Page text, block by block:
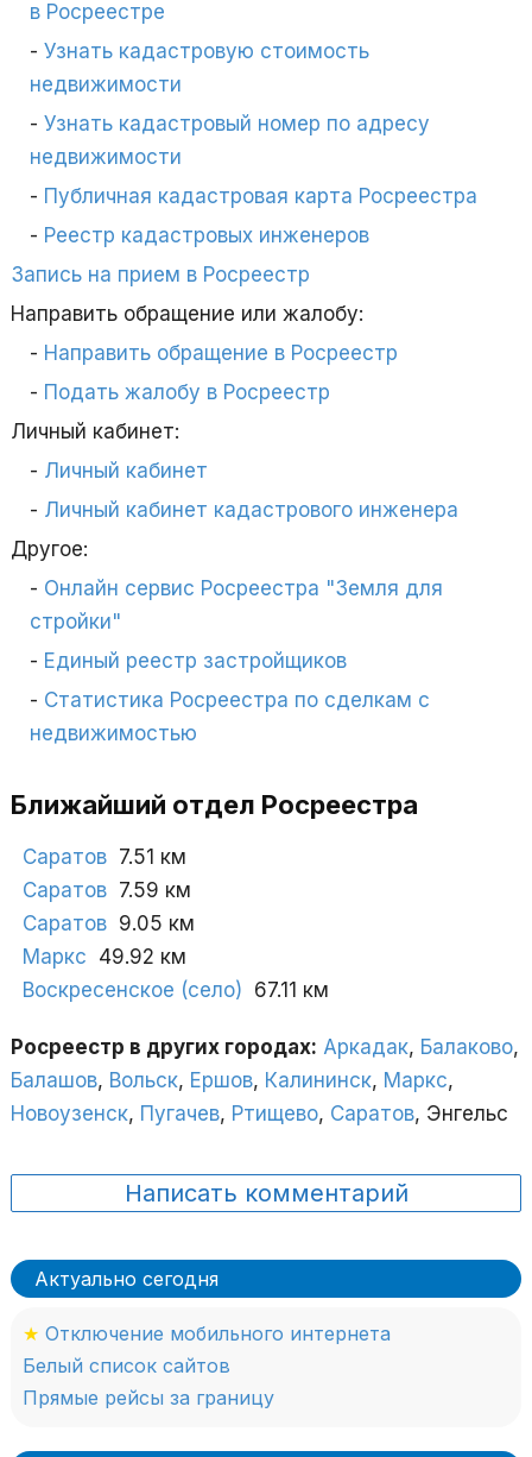
в Росреестре
Узнать кадастровую стоимость
недвижимости
Узнать кадастровый номер по адресу
недвижимости
Публичная кадастровая карта Росреестра
Реестр кадастровых инженеров
Запись на прием в Росреестр
Направить обращение или жалобу:
Направить обращение в Росреестр
Подать жалобу в Росреестр
Личный кабинет:
Личный кабинет
Личный кабинет кадастрового инженера
Другое:
Онлайн сервис Росреестра "Земля для
стройки"
Единый реестр застройщиков
Статистика Росреестра по сделкам с
недвижимостью
Ближайший отдел Росреестра
Саратов 7.51 км
Саратов 7.59 км
Саратов 9.05 км
Маркс 49.92 км
Воскресенское (село) 67.11 км
Росреестр в других городах: Аркадак, Балаково,
Балашов, Вольск, Ершов, Калининск, Маркс,
Новоузенск, Пугачев, Ртищево, Саратов, Энгельс
Написать комментарий
Актуально сегодня
★ Отключение мобильного интернета
Белый список сайтов
Прямые рейсы за границу